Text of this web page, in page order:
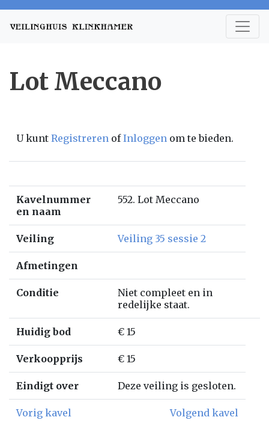
Lot Meccano
U kunt Registreren ofInloggen om te bieden.
Kavelnummer
en naam
552. Lot Meccano
Veiling Veiling 35 sessie 2
Afmetingen
Conditie
Niet compleet en in
redelijke staat.
Huidig bod € 15
Verkoopprijs € 15
Eindigt over Deze veiling is gesloten.
Vorig kavel Volgend kavel